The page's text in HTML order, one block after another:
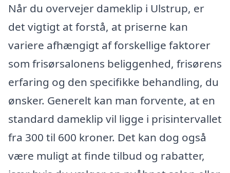
Når du overvejer dameklip i Ulstrup, er
det vigtigt at forstå, at priserne kan
variere afhængigt af forskellige faktorer
som frisørsalonens beliggenhed, frisørens
erfaring og den specifikke behandling, du
ønsker. Generelt kan man forvente, at en
standard dameklip vil ligge i prisintervallet
fra 300 til 600 kroner. Det kan dog også
være muligt at finde tilbud og rabatter,